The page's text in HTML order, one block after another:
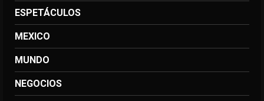
ESPETÁCULOS
MEXICO
MUNDO
NEGOCIOS